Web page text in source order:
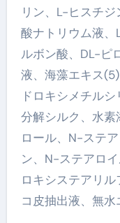
リン、L-ヒスチ
酸ナトリウム液
ルボン酸、DL-ピ
液、海藻エキス
ドロキシメチル
分解シルク、水
ロール、N-ステ
ン、N-ステアロ
ロキシステアリ
コ皮抽出液、無